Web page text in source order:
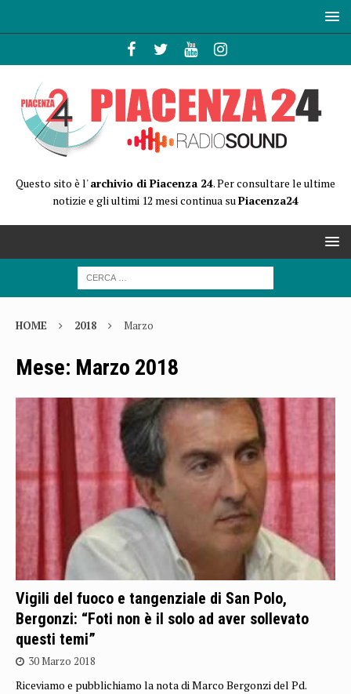
Questo sito è l'archivio di Piacenza 24. Per consultare le ultime
notizie e gli ultimi 12 mesi continua suPiacenza24
HOME 2018 Marzo
Mese: Marzo 2018
Vigili del fuoco e tangenziale di San Polo,
Bergonzi: “Foti non è il solo ad aver sollevato
questi temi”
30 Marzo 2018
Riceviamo e pubblichiamo la nota di Marco Bergonzi del Pd.